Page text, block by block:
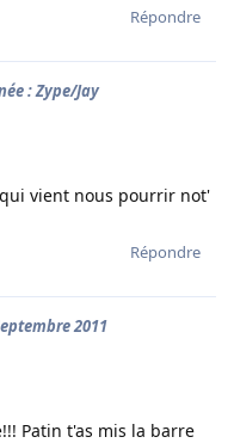
Répondre
: Zype/Jay
vient nous pourrir not'
Répondre
2011
Patin t'as mis la barre